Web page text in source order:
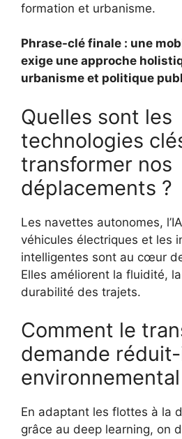
formation et urbanisme.
Phrase-clé finale : une
exige une approche
urbanisme et politique
Quelles sont les
technologies
transformer nos
déplacements ?
Les navettes autonomes,
véhicules électriques et les
intelligentes sont au cœur
Elles améliorent la fluidité,
durabilité des trajets.
Comment le
demande réduit-
En adaptant les flottes à la
grâce au deep learning, on